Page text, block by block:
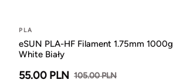
PLA
eSUN PLA-HF Filament 1.75mm 1000g
White Biały
55.00 PLN 105.00 PLN